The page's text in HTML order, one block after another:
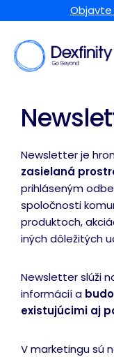
Objavte
Newsletter je
zasielaná
prihláseným
spoločnosti
produktoch,
iných dôležitých
Newsletter slúži
informácií a
existujúcimi aj
V marketingu sú